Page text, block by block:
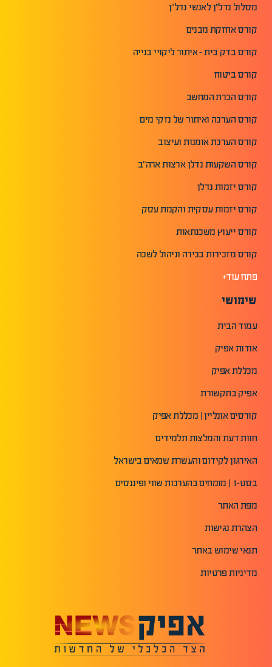
מסלול נדל"ן לאנשי נדל"ן
קורס אחזקת מבנים
קורס בדק בית - איתור ליקויי בנייה
קורס ביטוח
קורס הכרת המחשב
קורס הערכה ואיתור של נזקי מים
קורס הערכת אומנות ועיצוב
קורס השקעות נדלן ארצות ארה"ב
קורס יזמות נדלן
קורס יזמות עסקית והקמת עסק
קורס ייעוץ משכנתאות
קורס מזכירות בכירה וניהול לשכה
פתח עוד+
שימושי
עמוד הבית
אודות אפיק
מכללת אפיק
אפיק בתקשורת
קורסים אונליין | מכללת אפיק
חוות דעת והמלצות תלמידים
האירגון לקידום והעשרת שמאים בישראל
בסט-1 | מומחים בהערכות שווי ופיננסים
מפת האתר
הצהרת נגישות
תנאי שימוש באתר
מדיניות פרטיות